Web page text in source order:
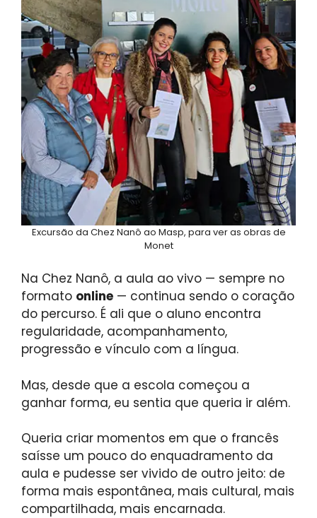
Excursão da Chez Nanô ao Masp, para ver as obras de
Monet
Na Chez Nanô, a aula ao vivo — sempre no
formato online — continua sendo o coração
do percurso. É ali que o aluno encontra
regularidade, acompanhamento,
progressão e vínculo com a língua.
Mas, desde que a escola começou a
ganhar forma, eu sentia que queria ir além.
Queria criar momentos em que o francês
saísse um pouco do enquadramento da
aula e pudesse ser vivido de outro jeito: de
forma mais espontânea, mais cultural, mais
compartilhada, mais encarnada.